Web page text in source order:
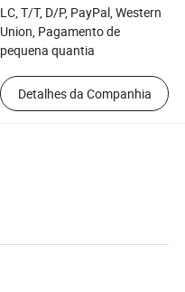
LC, T/T, D/P, PayPal, Western
Union, Pagamento de
pequena quantia
Detalhes da Companhia